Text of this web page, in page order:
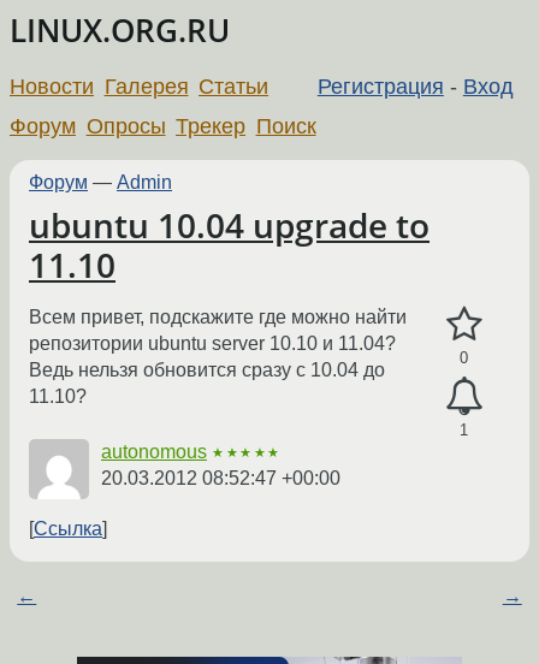
LINUX.ORG.RU
Регистрация - Вход
Новости Галерея Статьи
Форум Опросы Трекер Поиск
Форум — Admin
ubuntu 10.04 upgrade to
11.10
0
1
Всем привет, подскажите где можно найти
репозитории ubuntu server 10.10 и 11.04?
Ведь нельзя обновится сразу с 10.04 до
11.10?
autonomous ★★★★★
20.03.2012 08:52:47 +00:00
Ссылка
← →